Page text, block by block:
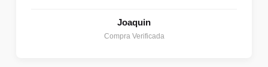
Joaquin
Compra Verificada